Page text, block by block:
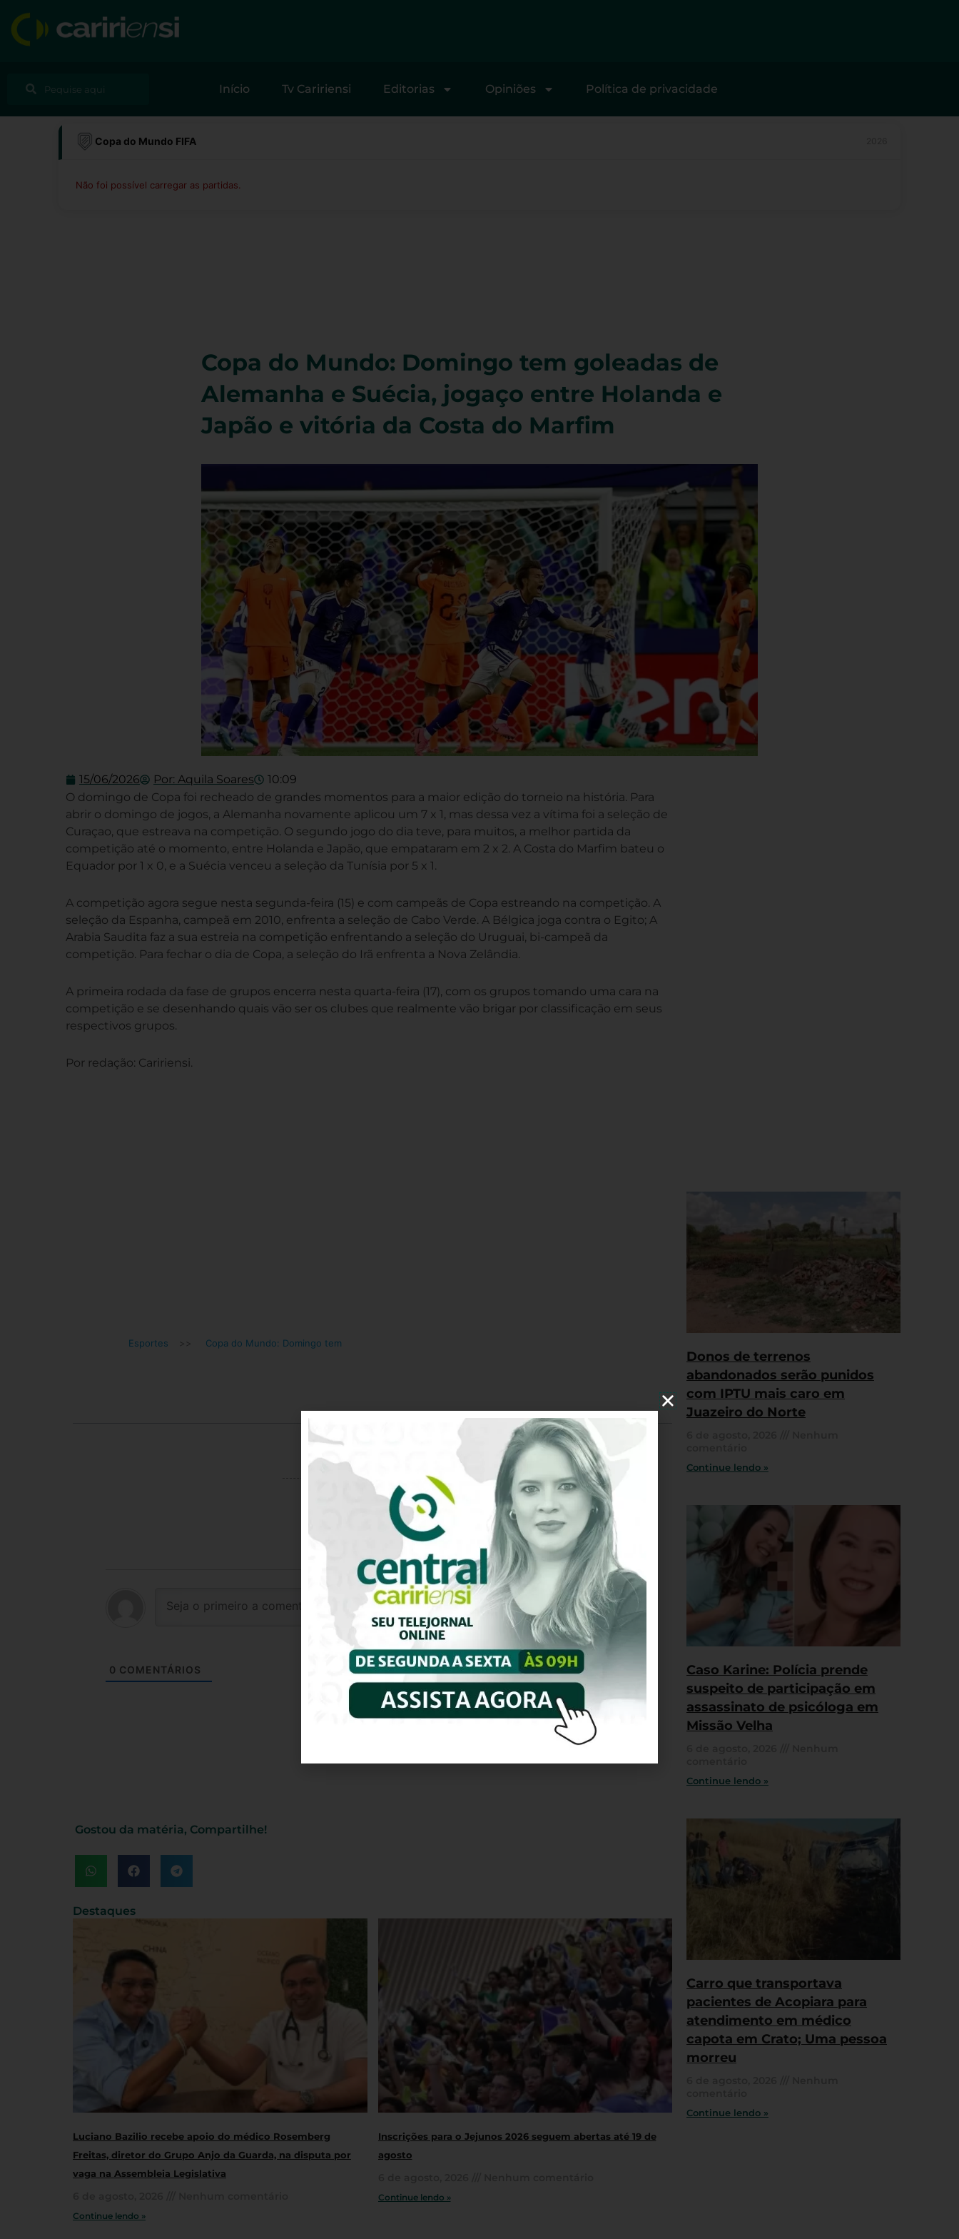
para
Pesquisar
Início Tv Caririensi Editorias Opiniões Política de privacidade
Copa do Mundo FIFA
Não foi possível carregar as partidas.
Copa do Mundo: Domingo tem goleadas de
Alemanha e Suécia, jogaço entre Holanda e
Japão e vitória da Costa do Marfim
15/06/2026 Por: Aquila Soares
10:09
O domingo de Copa foi recheado de grandes momentos para a maior edição do torneio na história. Para
abrir o domingo de jogos, a Alemanha novamente aplicou um 7 x 1, mas dessa vez a vítima foi a seleção de
Curaçao, que estreava na competição. O segundo jogo do dia teve, para muitos, a melhor partida da
competição até o momento, entre Holanda e Japão, que empataram em 2 x 2. A Costa do Marfim bateu o
Equador por 1 x 0, e a Suécia venceu a seleção da Tunísia por 5 x 1.
A competição agora segue nesta segunda-feira (15) e com campeãs de Copa estreando na competição. A
seleção da Espanha, campeã em 2010, enfrenta a seleção de Cabo Verde. A Bélgica joga contra o Egito; A
Arabia Saudita faz a sua estreia na competição enfrentando a seleção do Uruguai, bi-campeã da
competição. Para fechar o dia de Copa, a seleção do Irã enfrenta a Nova Zelândia.
A primeira rodada da fase de grupos encerra nesta quarta-feira (17), com os grupos tomando uma cara na
competição e se desenhando quais vão ser os clubes que realmente vão brigar por classificação em seus
respectivos grupos.
Por redação: Caririensi.
Esportes >> Copa do Mundo: Domingo tem
Avaliação do artigo
0 COMENTÁRIOS
Gostou da matéria, Compartilhe!
Destaques
Luciano Bazilio recebe apoio do médico Rosemberg
Freitas, diretor do Grupo Anjo da Guarda, na disputa por
vaga na Assembleia Legislativa
Continue lendo »
Inscrições para o Jejunos 2026 seguem abertas até 19 de
agosto
Continue lendo »
Donos de terrenos
abandonados serão punidos
com IPTU mais caro em
Juazeiro do Norte
Continue lendo »
Caso Karine: Polícia prende
suspeito de participação em
assassinato de psicóloga em
Missão Velha
Continue lendo »
Carro que transportava
pacientes de Acopiara para
atendimento em médico
capota em Crato; Uma pessoa
morreu
Continue lendo »